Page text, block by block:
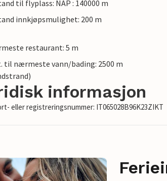
til flyplass: NAP : 140000 m
innkjøpsmulighet: 200 m
restaurant: 5 m
til nærmeste vann/bading: 2500 m
informasjon
eller registreringsnummer: IT065028B96K23ZIKT